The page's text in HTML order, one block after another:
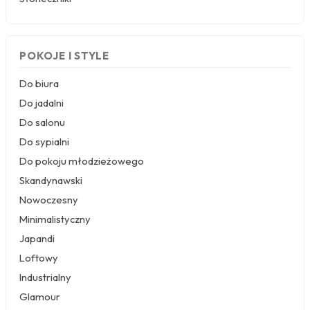
naturalności.
łąką, z dodatkiem ciepłych brązów, zieleni i żółci.
Idealne do wnętrz w stylu boho, gdzie liczy się
bliskość natury i swobodny, harmonijny nastrój.
Świetnie sprawdzą się w sypialni lub salonie.
Czarno-białe dmuchawce
podkreśla delikatność płatków i strukturę łodyg.
To uniwersalny wybór do gabinetu czy
wizualna.
Dmuchawce w stylu skandynawskim
proste, subtelne kompozycje z przewagą bieli,
wnętrza spokój natury i optymizm, idealnie
komponując się z jasnymi meblami i naturalnymi
POKOJE I STYLE
Do biura
Do jadalni
Do salonu
Do sypialni
Do pokoju młodzieżowego
Skandynawski
Nowoczesny
Minimalistyczny
Japandi
Loftowy
Industrialny
Glamour